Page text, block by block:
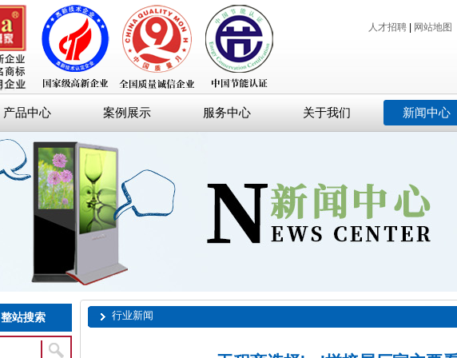
人才招聘| 网站地图
产品中心 案例展示 服务中心 关于我们 新闻中心
整站搜索 行业新闻